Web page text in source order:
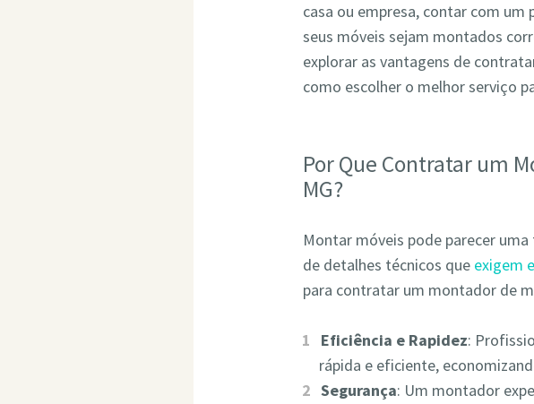
casa ou empresa, contar com
seus móveis sejam montados
explorar as vantagens de
como escolher o melhor serviço
Por Que Contratar um
MG?
Montar móveis pode parecer
de detalhes técnicos que exigem
para contratar um montador de
Eficiência e Rapidez:
rápida e eficiente,
Segurança: Um montador